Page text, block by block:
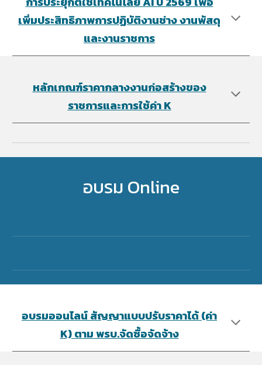
เพิ่มประสิทธิภาพการปฏิบัติงานช่าง งานพัสดุ
และงานราชการ
หลักเกณฑ์ราคากลางงานก่อสร้างของ
ราชการและการใช้ค่า K
อบรม Online
อบรมออนไลน์ สัญญาแบบปรับราคาได้ (ค่า
K) ตาม พรบ.จัดซื้อจัดจ้า​ง